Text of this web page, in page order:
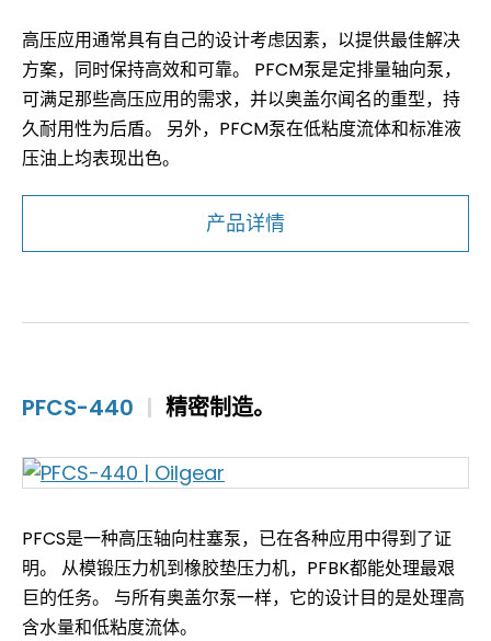
高压应用通常具有自己的设计考虑因素，以提供最佳解决
方案，同时保持高效和可靠。 PFCM泵是定排量轴向泵，
可满足那些高压应用的需求，并以奥盖尔闻名的重型，持
久耐用性为后盾。 另外，PFCM泵在低粘度流体和标准液
压油上均表现出色。
产品详情
PFCS-440 | 精密制造。
PFCS是一种高压轴向柱塞泵，已在各种应用中得到了证
明。 从模锻压力机到橡胶垫压力机，PFBK都能处理最艰
巨的任务。 与所有奥盖尔泵一样，它的设计目的是处理高
含水量和低粘度流体。